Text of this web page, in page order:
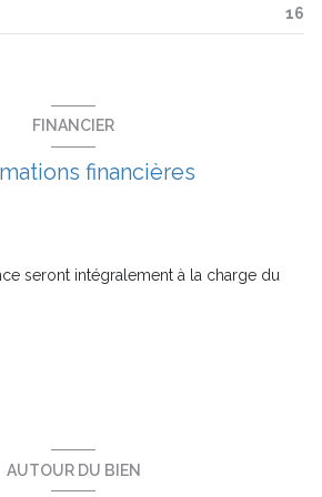
16
FINANCIER
financières
seront intégralement à la charge du
AUTOUR DU BIEN